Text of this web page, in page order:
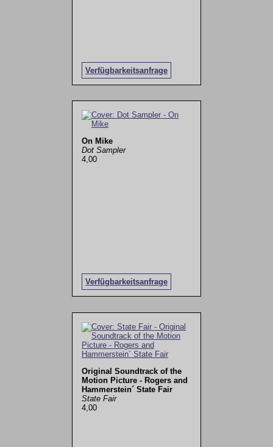
Verfügbarkeitsanfrage
On Mike
Dot Sampler
4,00
Verfügbarkeitsanfrage
Original Soundtrack of the
Motion Picture - Rogers and
Hammerstein´ State Fair
State Fair
4,00